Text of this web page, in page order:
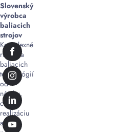
Slovenský
výrobca
baliacich
strojov
Komplexné
riešenia
baliacich
technológií
od
návrhu,
cez
realizáciu
až